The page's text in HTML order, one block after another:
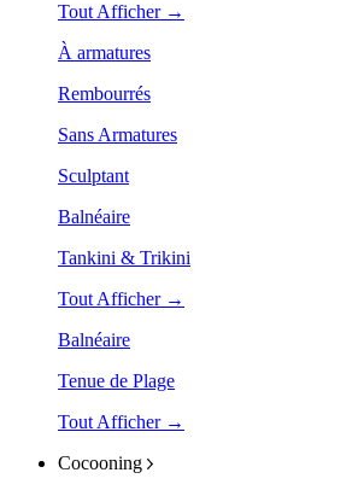
Tout Afficher →
À armatures
Rembourrés
Sans Armatures
Sculptant
Balnéaire
Tankini & Trikini
Tout Afficher →
Balnéaire
Tenue de Plage
Tout Afficher →
Cocooning